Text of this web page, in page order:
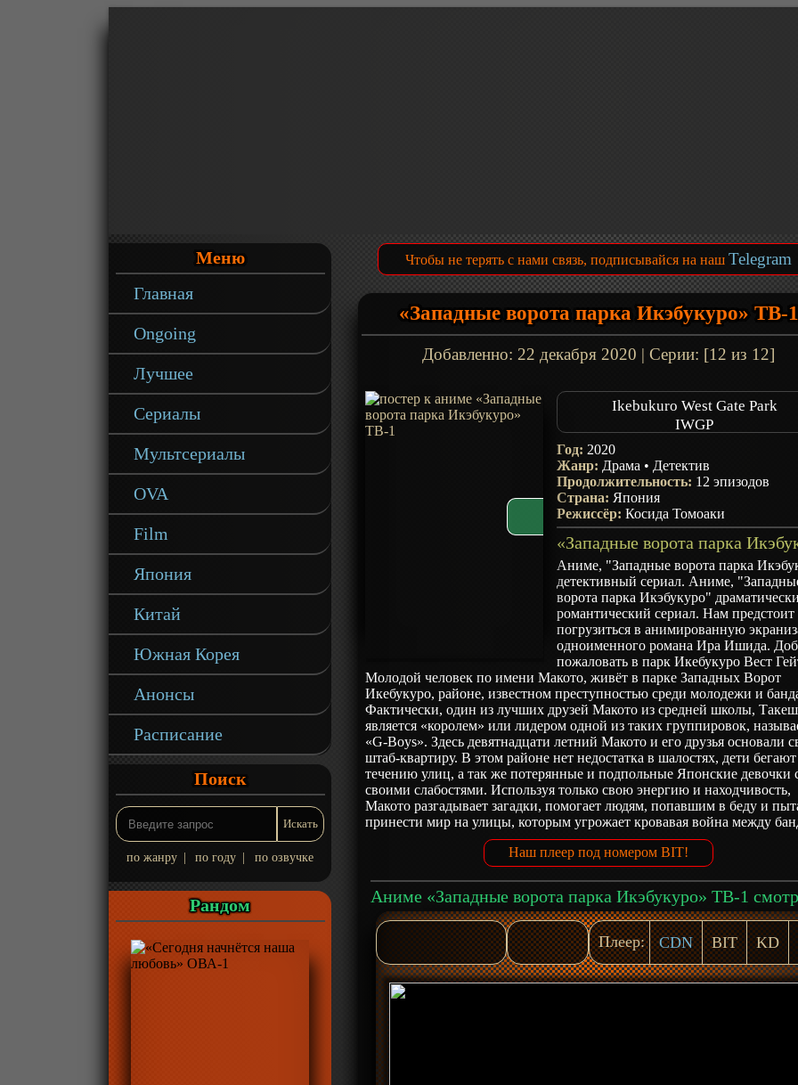
Меню
Главная
Ongoing
Лучшее
Сериалы
Мультсериалы
OVA
Film
Япония
Китай
Южная Корея
Анонсы
Расписание
Поиск
по жанру по году по озвучке
Рандом
Чтобы не терять с нами связь, подписывайся на наш Telegram
«Западные ворота парка Икэбукуро» ТВ-1
Добавленно: 22 декабря 2020 | Серии: [12 из 12]
Ikebukuro West Gate Park
IWGP
Год: 2020
Жанр: Драма • Детектив
Продолжительность: 12 эпизодов
Страна: Япония
Режиссёр:Косида Томоаки
Аниме, "Западные ворота парка
детективный сериал. Аниме,
ворота парка Икэбукуро"
романтический сериал. Нам предстоит
погрузиться в анимированную
одноименного романа Ира Ишида.
пожаловать в парк Икебукуро Вест
Молодой человек по имени Макото, живёт в парке Западных Ворот
Икебукуро, районе, известном преступностью среди молодежи и
Фактически, один из лучших друзей Макото из средней школы,
является «королем» или лидером одной из таких группировок,
«G-Boys». Здесь девятнадцати летний Макото и его друзья основали
штаб-квартиру. В этом районе нет недостатка в шалостях, дети
течению улиц, а так же потерянные и подпольные Японские девочки
своими слабостями. Используя только свою энергию и находчивость,
Макото разгадывает загадки, помогает людям, попавшим в беду и
принести мир на улицы, которым угрожает кровавая война между
Наш плеер под номером BIT!
Плеер: CDN BIT KD